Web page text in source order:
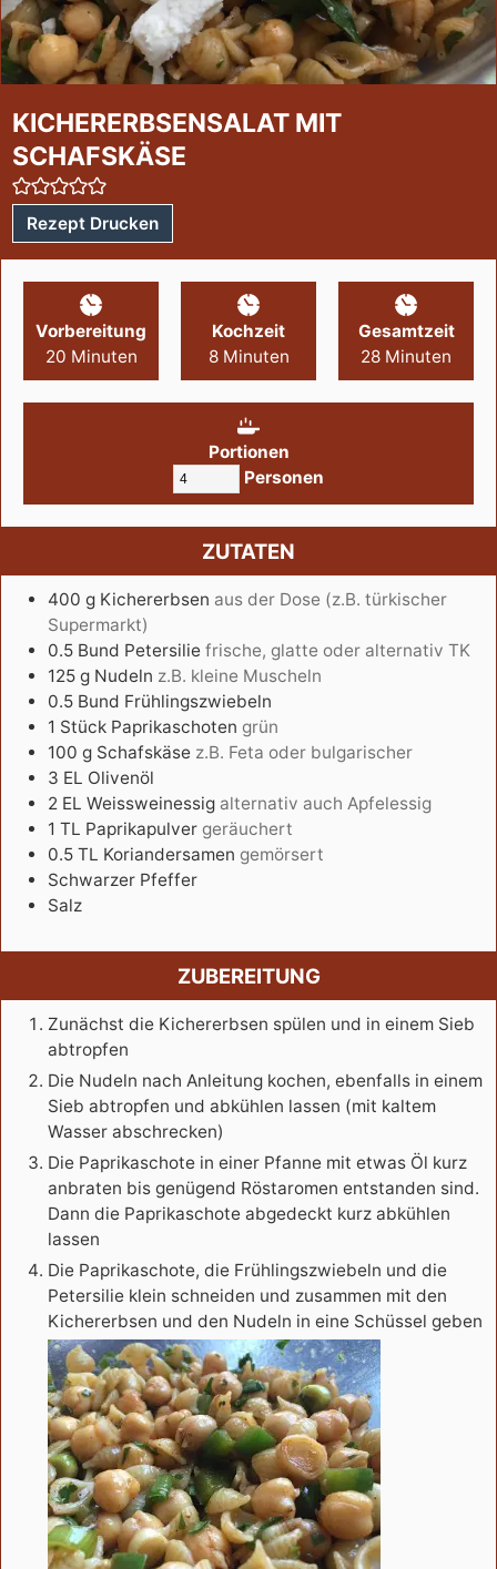
KICHERERBSENSALAT MIT
SCHAFSKÄSE
Rezept Drucken
Vorbereitung
20 Minuten
Kochzeit
8 Minuten
Gesamtzeit
28 Minuten
Portionen
Personen
ZUTATEN
400 g Kichererbsen aus der Dose (z.B. türkischer
Supermarkt)
0.5 Bund Petersilie frische, glatte oder alternativ TK
125 g Nudeln z.B. kleine Muscheln
0.5 Bund Frühlingszwiebeln
1 Stück Paprikaschoten grün
100 g Schafskäse z.B. Feta oder bulgarischer
3 EL Olivenöl
2 EL Weissweinessig alternativ auch Apfelessig
1 TL Paprikapulver geräuchert
0.5 TL Koriandersamen gemörsert
Schwarzer Pfeffer
Salz
ZUBEREITUNG
Zunächst die Kichererbsen spülen und in einem Sieb
abtropfen
Die Nudeln nach Anleitung kochen, ebenfalls in einem
Sieb abtropfen und abkühlen lassen (mit kaltem
Wasser abschrecken)
Die Paprikaschote in einer Pfanne mit etwas Öl kurz
anbraten bis genügend Röstaromen entstanden sind.
Dann die Paprikaschote abgedeckt kurz abkühlen
lassen
Die Paprikaschote, die Frühlingszwiebeln und die
Petersilie klein schneiden und zusammen mit den
Kichererbsen und den Nudeln in eine Schüssel geben